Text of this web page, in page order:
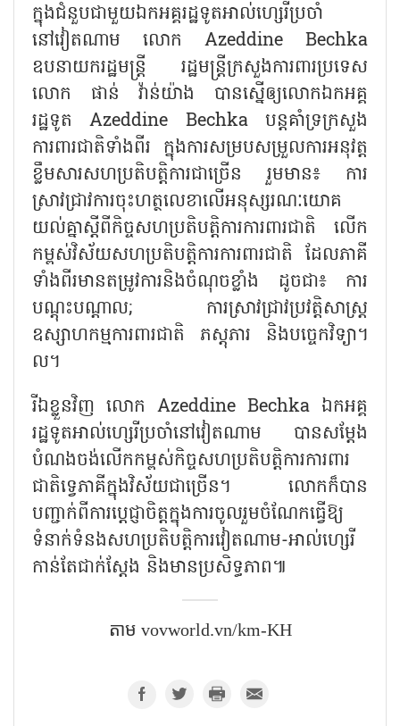
ក្នុង​ជំនួបជាមួយឯកអគ្គរដ្ឋទូតអាល់ហ្សេរីប្រចាំ
នៅវៀតណាម លោក Azeddine Bechka
ឧបនាយករដ្ឋមន្ត្រី រដ្ឋមន្ត្រីក្រសួងការពារ​ប្រទេស
លោក ផាន់ វ៉ាន់យ៉ាង បានស្នើឲ្យ​លោកឯកអគ្គ
រដ្ឋទូត Azeddine Bechka បន្តគាំទ្រក្រសួង
ការពារជាតិទាំងពីរ ក្នុងការសម្របសម្រួលការអនុវត្ត
ខ្លឹមសារសហប្រតិបត្តិការជាច្រើន រួមមាន៖ ការ
ស្រាវជ្រាវការចុះហត្ថលេខាលើអនុស្សរណៈយោគ
យល់គ្នាស្តីពីកិច្ចសហប្រតិបត្តិការការពារជាតិ លើក
កម្ពស់វិស័យសហប្រតិបត្តិការការពារជាតិ ដែលភាគី
ទាំងពីរមានតម្រូវការនិងចំណុចខ្លាំង ដូចជា៖ ការ
បណ្តុះបណ្តាល; ការស្រាវជ្រាវប្រវត្តិសាស្ត្រ
ឧស្សាហកម្មការពារជាតិ ភស្តុភារ និងបច្ចេកវិទ្យា។
ល។
រីឯខ្លួន​វិញ លោក Azeddine Bechka ឯកអគ្គ
រដ្ឋទូតអាល់ហ្សេរីប្រចាំនៅវៀតណាម បានសម្តែង
បំណងចង់លើកកម្ពស់កិច្ចសហប្រតិបត្តិការការពារ
ជាតិទ្វេភាគីក្នុងវិស័យជាច្រើន។ លោកក៏បាន
បញ្ជាក់ពីការប្តេជ្ញាចិត្តក្នុងការចូលរួមចំណែកធ្វើឱ្យ
ទំនាក់ទំនងសហប្រតិបត្តិការវៀតណាម-អាល់ហ្សេរី
កាន់តែជាក់​ស្តែង និងមានប្រសិទ្ធភាព៕​
តាម​ vovworld.vn/km-KH